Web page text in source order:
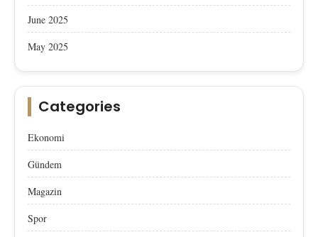
June 2025
May 2025
Categories
Ekonomi
Gündem
Magazin
Spor